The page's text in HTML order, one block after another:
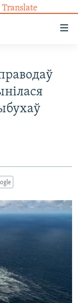
Translate